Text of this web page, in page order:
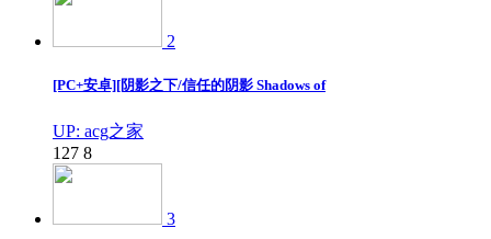
2
[PC+安卓][阴影之下/信任的阴影 Shadows of
UP: acg之家
127 8
3